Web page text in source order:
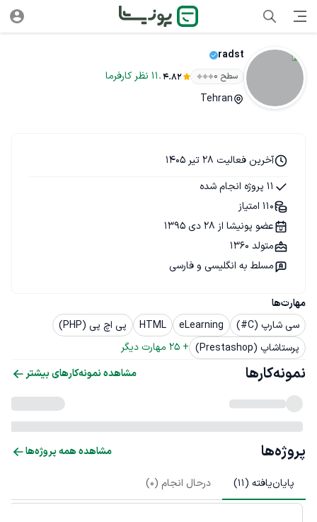
radst
سطح ۰ 4.82
.
11 نظر کارفرما
Tehran
مهارت‌ها
سی شارپ (C#)
eLearning
HTML
پی اچ پی (PHP)
پرستاشاپ (Prestashop)
+
25 مهارت دیگر
آخرین فعالیت 28 تیر 1405
11 پروژه انجام شده
110 امتیاز
عضو پونیشا از 28 دی 1395
متولد 1360
مسلط به انگلیسی و فارسی
نمونه‌کارها مشاهده نمونه‌کارهای بیشتر
پروژه‌ها مشاهده همه پروژه‌ها
پایان‌یافته (11
) درحال انجام (0
)